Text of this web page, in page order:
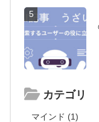
5
カテゴリ
マインド (1)